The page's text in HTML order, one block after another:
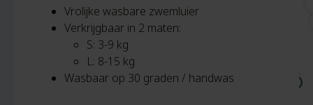
Vrolijke wasbare zwemluier
Verkrijgbaar in 2 maten:
S: 3-9 kg
L: 8-15 kg
Wasbaar op 30 graden / handwas